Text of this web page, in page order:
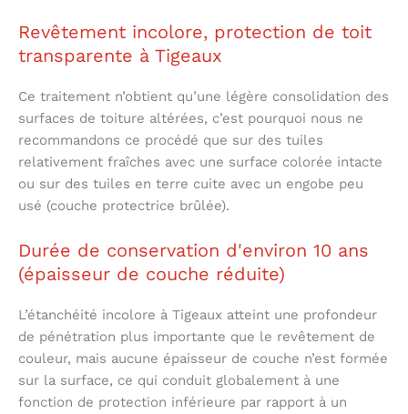
Revêtement incolore, protection de toit
transparente à Tigeaux
Ce traitement n’obtient qu’une légère consolidation des
surfaces de toiture altérées, c’est pourquoi nous ne
recommandons ce procédé que sur des tuiles
relativement fraîches avec une surface colorée intacte
ou sur des tuiles en terre cuite avec un engobe peu
usé (couche protectrice brûlée).
Durée de conservation d'environ 10 ans
(épaisseur de couche réduite)
L’étanchéité incolore à Tigeaux atteint une profondeur
de pénétration plus importante que le revêtement de
couleur, mais aucune épaisseur de couche n’est formée
sur la surface, ce qui conduit globalement à une
fonction de protection inférieure par rapport à un